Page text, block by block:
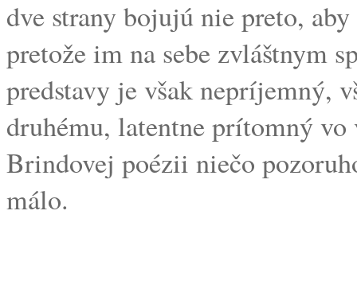
dve strany bojujú nie preto,
pretože im na sebe zvláštnym
predstavy je však nepríjemný,
druhému, latentne prítomný vo
Brindovej poézii niečo
málo.